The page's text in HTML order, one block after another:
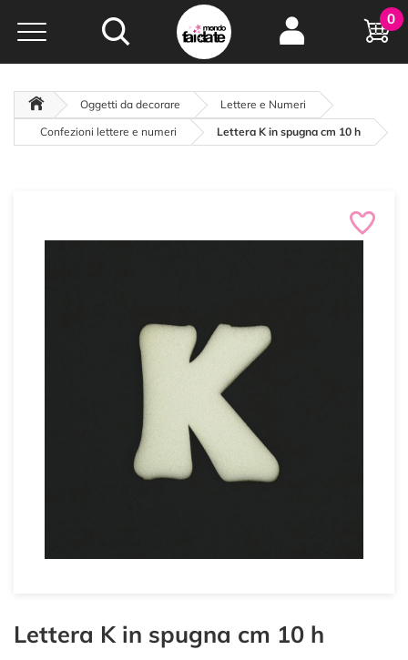
Hobby e
creatività...
oltre 15 anni online
0
Oggetti da decorare
Lettere e Numeri
Confezioni lettere e numeri
Lettera K in spugna cm 10 h
Lettera K in spugna cm 10 h